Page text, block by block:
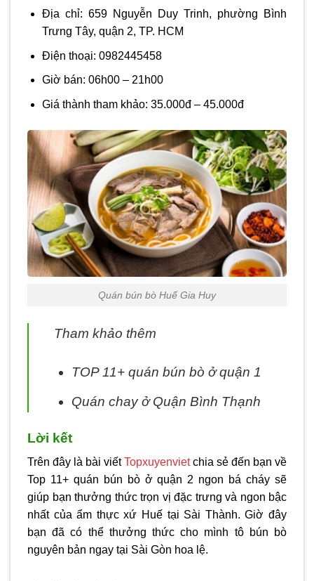
Địa chỉ: 659 Nguyễn Duy Trinh, phường Bình
Trưng Tây, quận 2, TP. HCM
Điện thoại: 0982445458
Giờ bán: 06h00 – 21h00
Giá thành tham khảo: 35.000đ – 45.000đ
Quán bún bò Huế Gia Huy
Tham khảo thêm
TOP 11+ quán bún bò ở quận 1
Quán chay ở Quận Bình Thạnh
Lời kết
Trên đây là bài viếtTopxuyenvietchia sẻ đến bạn về
Top 11+ quán bún bò ở quận 2 ngon bá cháy sẽ
giúp bạn thưởng thức trọn vị đặc trưng và ngon bậc
nhất của ẩm thực xứ Huế tại Sài Thành. Giờ đây
bạn đã có thể thưởng thức cho mình tô bún bò
nguyên bản ngay tại Sài Gòn hoa lệ.